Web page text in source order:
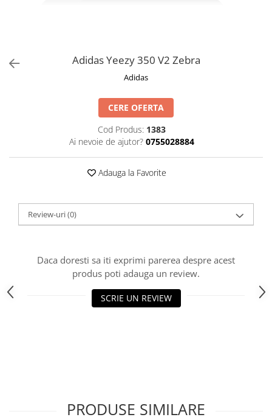
Adidas Yeezy 350 V2 Zebra
Adidas
CERE OFERTA
Cod Produs: 1383
Ai nevoie de ajutor? 0755028884
Adauga la Favorite
Review-uri(0)
Daca doresti sa iti exprimi parerea despre acest
produs poti adauga un review.
SCRIE UN REVIEW
PRODUSE SIMILARE